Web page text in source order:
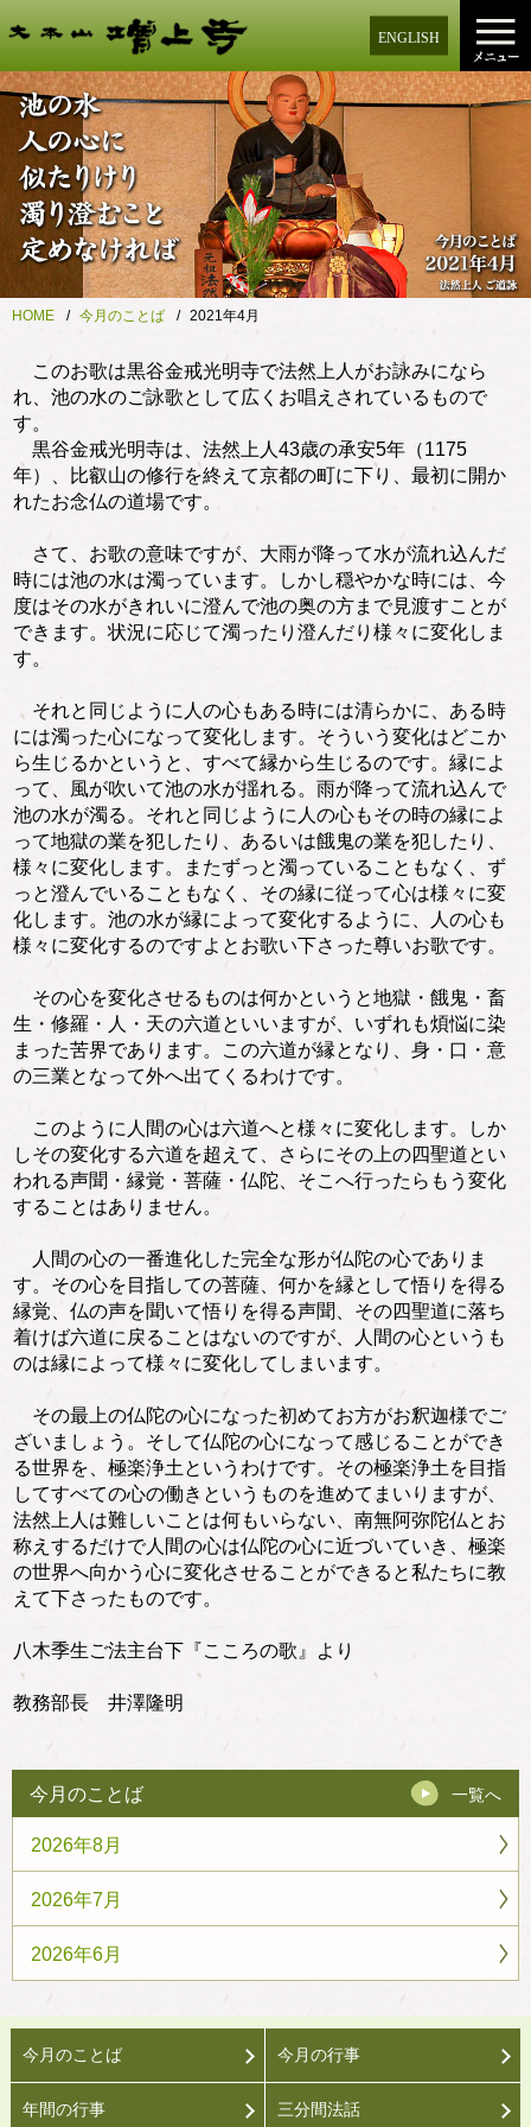
ENGLISH
HOME 今月のことば 2021年4月
このお歌は黒谷金戒光明寺で法然上人がお詠みになら
れ、池の水のご詠歌として広くお唱えされているもので
す。
黒谷金戒光明寺は、法然上人43歳の承安5年（1175
年）、比叡山の修行を終えて京都の町に下り、最初に開か
れたお念仏の道場です。
さて、お歌の意味ですが、大雨が降って水が流れ込んだ
時には池の水は濁っています。しかし穏やかな時には、今
度はその水がきれいに澄んで池の奥の方まで見渡すことが
できます。状況に応じて濁ったり澄んだり様々に変化しま
す。
それと同じように人の心もある時には清らかに、ある時
には濁った心になって変化します。そういう変化はどこか
ら生じるかというと、すべて縁から生じるのです。縁によ
って、風が吹いて池の水が揺れる。雨が降って流れ込んで
池の水が濁る。それと同じように人の心もその時の縁によ
って地獄の業を犯したり、あるいは餓鬼の業を犯したり、
様々に変化します。またずっと濁っていることもなく、ず
っと澄んでいることもなく、その縁に従って心は様々に変
化します。池の水が縁によって変化するように、人の心も
様々に変化するのですよとお歌い下さった尊いお歌です。
その心を変化させるものは何かというと地獄・餓鬼・畜
生・修羅・人・天の六道といいますが、いずれも煩悩に染
まった苦界であります。この六道が縁となり、身・口・意
の三業となって外へ出てくるわけです。
このように人間の心は六道へと様々に変化します。しか
しその変化する六道を超えて、さらにその上の四聖道とい
われる声聞・縁覚・菩薩・仏陀、そこへ行ったらもう変化
することはありません。
人間の心の一番進化した完全な形が仏陀の心でありま
す。その心を目指しての菩薩、何かを縁として悟りを得る
縁覚、仏の声を聞いて悟りを得る声聞、その四聖道に落ち
着けば六道に戻ることはないのですが、人間の心というも
のは縁によって様々に変化してしまいます。
その最上の仏陀の心になった初めてお方がお釈迦様でご
ざいましょう。そして仏陀の心になって感じることができ
る世界を、極楽浄土というわけです。その極楽浄土を目指
してすべての心の働きというものを進めてまいりますが、
法然上人は難しいことは何もいらない、南無阿弥陀仏とお
称えするだけで人間の心は仏陀の心に近づいていき、極楽
の世界へ向かう心に変化させることができると私たちに教
えて下さったものです。
八木季生ご法主台下『こころの歌』より
教務部長 井澤隆明
今月のことば 一覧へ
2026年8月
2026年7月
2026年6月
今月のことば 今月の行事
年間の行事 三分間法話